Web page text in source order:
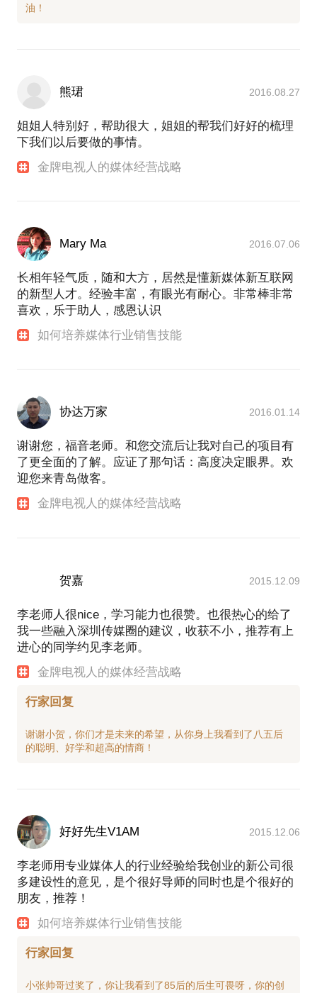
熊珺 2016.08.27
姐姐人特别好，帮助很大，姐姐的帮我们好好的梳理
下我们以后要做的事情。
金牌电视人的媒体经营战略
Mary Ma 2016.07.06
长相年轻气质，随和大方，居然是懂新媒体新互联网
的新型人才。经验丰富，有眼光有耐心。非常棒非常
喜欢，乐于助人，感恩认识
如何培养媒体行业销售技能
协达万家 2016.01.14
谢谢您，福音老师。和您交流后让我对自己的项目有
了更全面的了解。应证了那句话：高度决定眼界。欢
迎您来青岛做客。
金牌电视人的媒体经营战略
贺嘉 2015.12.09
李老师人很nice，学习能力也很赞。也很热心的给了
我一些融入深圳传媒圈的建议，收获不小，推荐有上
进心的同学约见李老师。
金牌电视人的媒体经营战略
行家回复
谢谢小贺，你们才是未来的希望，从你身上我看到了八五后
好好先生V1AM 2015.12.06
李老师用专业媒体人的行业经验给我创业的新公司很
多建设性的意见，是个很好导师的同时也是个很好的
朋友，推荐！
如何培养媒体行业销售技能
行家回复
小张帅哥过奖了，你让我看到了85后的后生可畏呀，你的创